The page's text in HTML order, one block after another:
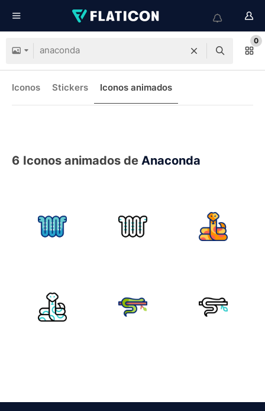
0
Iconos Stickers Iconos animados
6 Iconos animados de Anaconda